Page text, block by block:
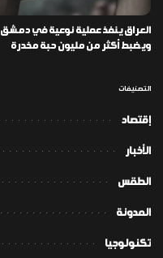
العراق ينفذ عملية نوعية في دمشق
ويضبط أكثر من مليون حبة مخدرة
التصنيفات
إقتصاد
الأخبار
الطقس
المدونة
تكنولوجيا